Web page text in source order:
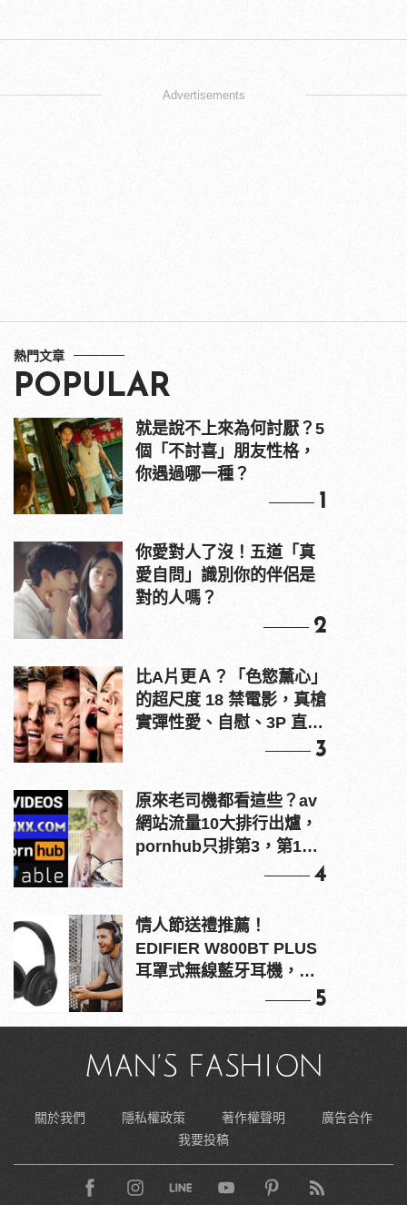
Advertisements
熱門文章
POPULAR
就是說不上來為何討厭？5
個「不討喜」朋友性格，
你遇過哪一種？
1
你愛對人了沒！五道「真
愛自問」識別你的伴侶是
對的人嗎？
2
比A片更Ａ？「色慾薰心」
的超尺度 18 禁電影，真槍
實彈性愛、自慰、3P 直接
3
原來老司機都看這些？av
網站流量10大排行出爐，
pornhub只排第3，第1名
4
情人節送禮推薦！
EDIFIER W800BT PLUS
耳罩式無線藍牙耳機，在
5
關於我們 隱私權政策 著作權聲明
廣告合作
我要投稿